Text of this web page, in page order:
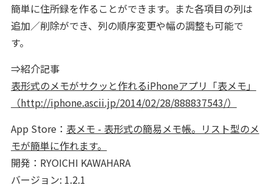
簡単に住所録を作ることができます。また各項目の列は
追加／削除ができ、列の順序変更や幅の調整も可能で
す。
⇒紹介記事
表形式のメモがサクッと作れるiPhoneアプリ「表メモ」
（http://iphone.ascii.jp/2014/02/28/888837543/）
App Store： 表メモ - 表形式の簡易メモ帳。リスト型のメ
モが簡単に作れます。
開発：RYOICHI KAWAHARA
バージョン: 1.2.1